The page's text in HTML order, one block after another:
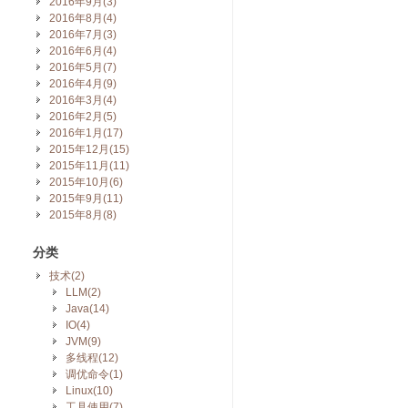
2016年8月(4)
2016年7月(3)
2016年6月(4)
2016年5月(7)
2016年4月(9)
2016年3月(4)
2016年2月(5)
2016年1月(17)
2015年12月(15)
2015年11月(11)
2015年10月(6)
2015年9月(11)
2015年8月(8)
分类
技术(2)
LLM(2)
Java(14)
IO(4)
JVM(9)
多线程(12)
调优命令(1)
Linux(10)